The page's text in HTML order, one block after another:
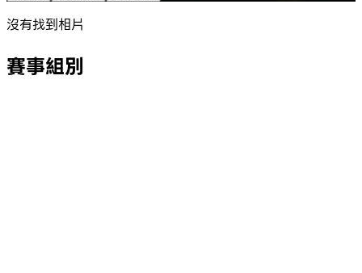
沒有找到相片
賽事組別